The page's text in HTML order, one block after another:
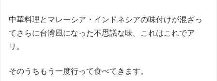
中華料理とマレーシア・インドネシアの味付けが混ざっ
てさらに台湾風になった不思議な味。これはこれでア
リ。
そのうちもう一度行って食べてきます。